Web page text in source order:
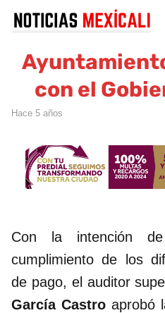
con el
hace 5 años
Con la intención
cumplimiento de los
de pago, el auditor
García Castro aprobó